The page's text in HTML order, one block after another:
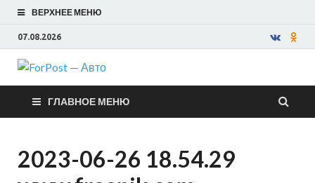
ВЕРХНЕЕ МЕНЮ
07.08.2026
ForPost —
Авто
ГЛАВНОЕ МЕНЮ
2023-06-26 18.54.29